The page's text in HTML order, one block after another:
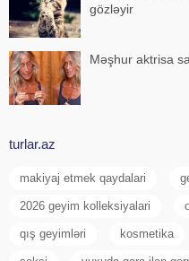
gözləyir
Məşhur aktrisa
turlar.az
makiyaj etmek qaydalari
2026 geyim kolleksiyalari
qış geyimləri kosmetika